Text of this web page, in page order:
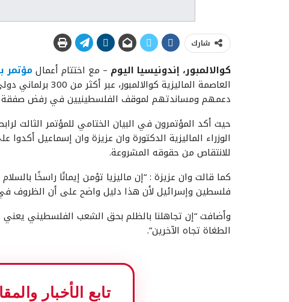
شارك
كوالالمبور، إندونيسيا اليوم – مع اختتام أعمالمؤتمر
دعمهم ومساندتهم لموقف الفلسطينيين في رفض صفقة
حيث أكد المؤتمرون في البيان الختامي للمؤتمر الثالث
الوزراء الماليزية الدكتورة وان عزيزة وان إسماعيل
للانتقاص من حقوقه المشروعة.
كما قالت وان عزيزة : “إن ماليزيا تؤمن إيمانًا راسخًا
فلسطين وإسرائيل لأن هذا دليل واضح على أن الظروف في
وأضافت “إن تجاهلنا بالظلم بحق الشعب الفلسطيني يعني
الطغاة تجاه الآخرين”.
تابع الأخبار